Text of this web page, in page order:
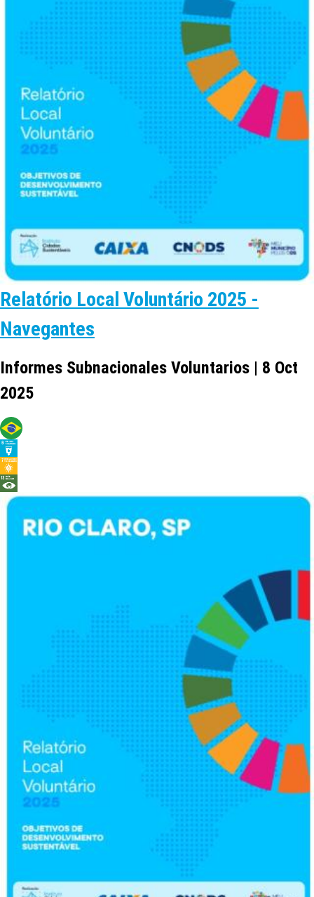
Relatório Local Voluntário 2025 -
Navegantes
Informes Subnacionales Voluntarios | 8 Oct
2025